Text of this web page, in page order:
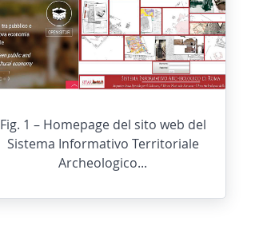
Fig. 1 – Homepage del sito web del
Sistema Informativo Territoriale
Archeologico...